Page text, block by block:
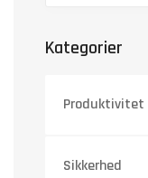
Kategorier
Produktivitet
Sikkerhed